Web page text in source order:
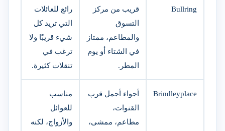
Bullring
قريب من مركز
التسوق
والمطاعم، ممتاز
في الشتاء أو يوم
المطر.
رائع للعائلات
التي تريد كل
شيء قريبًا ولا
ترغب في
تنقلات كثيرة.
Brindleyplace
أجواء أجمل قرب
القنوات،
مطاعم، ممشى،
مناسب
للعوائل
والأزواج، لكنه